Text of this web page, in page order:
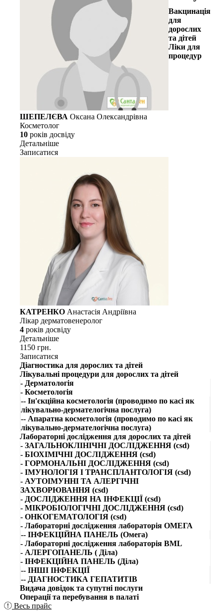
ШЕПЕЛЄВА Оксана Олександрівна
Косметолог
10 рокiв досвiду
Детальнiше
Записатися
КАТРЕНКО Анастасія Андріївна
Лікар дерматовенеролог
4 рокiв досвiду
Детальнiше
1150 грн.
Записатися
Вакцинація
для
дорослих
та дітей
Ліки для
процедур
Діагностика для дорослих та дітей
Лікувальні процедури для дорослих та дітей
- Дерматологія
- Косметологія
-- Ін'єкційна косметологія (проводимо по касі як
лікувально-дермателогічна послуга)
-- Апаратна косметологія (проводимо по касі як
лікувально-дермателогічна послуга)
Лабораторні дослідження для дорослих та дітей
- ЗАГАЛЬНОКЛІНІЧНІ ДОСЛІДЖЕННЯ (csd)
- БІОХІМІЧНІ ДОСЛІДЖЕННЯ (csd)
- ГОРМОНАЛЬНІ ДОСЛІДЖЕННЯ (csd)
- ІМУНОЛОГІЯ І ТРАНСПЛАНТОЛОГІЯ (csd)
- АУТОІМУННІ ТА АЛЕРГІЧНІ
ЗАХВОРЮВАННЯ (csd)
- ДОСЛІДЖЕННЯ НА ІНФЕКЦІЇ (csd)
- МІКРОБІОЛОГІЧНІ ДОСЛІДЖЕННЯ (csd)
- ОНКОГЕМАТОЛОГІЯ (csd)
- Лабораторні дослідження лабораторія ОМЕГА
-- ІНФЕКЦІЙНА ПАНЕЛЬ (Омега)
- Лабораторні дослідження лабораторія BML
- АЛЕРГОПАНЕЛЬ ( Діла)
- ІНФЕКЦІЙНА ПАНЕЛЬ (Діла)
-- ІНШІ ІНФЕКЦІЇ
-- ДІАГНОСТИКА ГЕПАТИТІВ
Видача довідок та супутні послуги
Операції та перебування в палаті
Весь прайс